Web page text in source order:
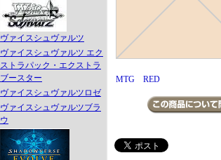
ヴァイスシュヴァルツ
ヴァイスシュヴァルツ エク
ストラパック・エクストラ
ブースター
ヴァイスシュヴァルツロゼ
ヴァイスシュヴァルツブラ
ウ
MTG RED